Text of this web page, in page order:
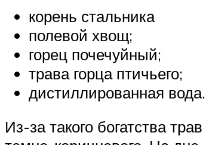
корень стальника
полевой хвощ;
горец почечуйный;
трава горца птичьего;
дистиллированная вода.
Из-за такого богатства